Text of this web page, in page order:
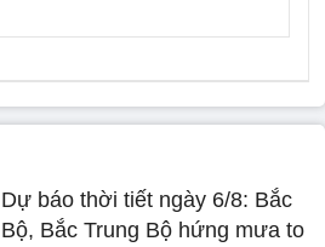
Dự báo thời tiết ngày 6/8: Bắc
Bộ, Bắc Trung Bộ hứng mưa to